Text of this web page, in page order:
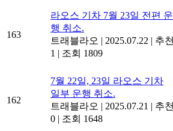
163
라오스 기차 7월 23일 전편 운
행 취소.
트래블라오 | 2025.07.22 | 추천
1 | 조회 1809
162
7월 22일, 23일 라오스 기차
일부 운행 취소.
트래블라오 | 2025.07.21 | 추천
0 | 조회 1648